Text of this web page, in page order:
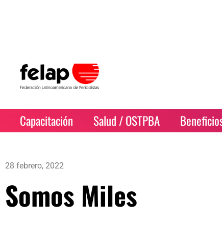
Capacitación Salud / OSTPBA
28 febrero, 2022
Somos Miles